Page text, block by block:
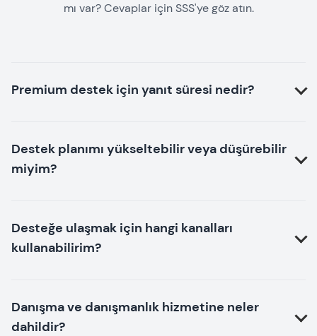
mı var? Cevaplar için SSS'ye göz atın.
Premium destek için yanıt süresi nedir?
Destek planımı yükseltebilir veya düşürebilir
miyim?
Desteğe ulaşmak için hangi kanalları
kullanabilirim?
Danışma ve danışmanlık hizmetine neler
dahildir?